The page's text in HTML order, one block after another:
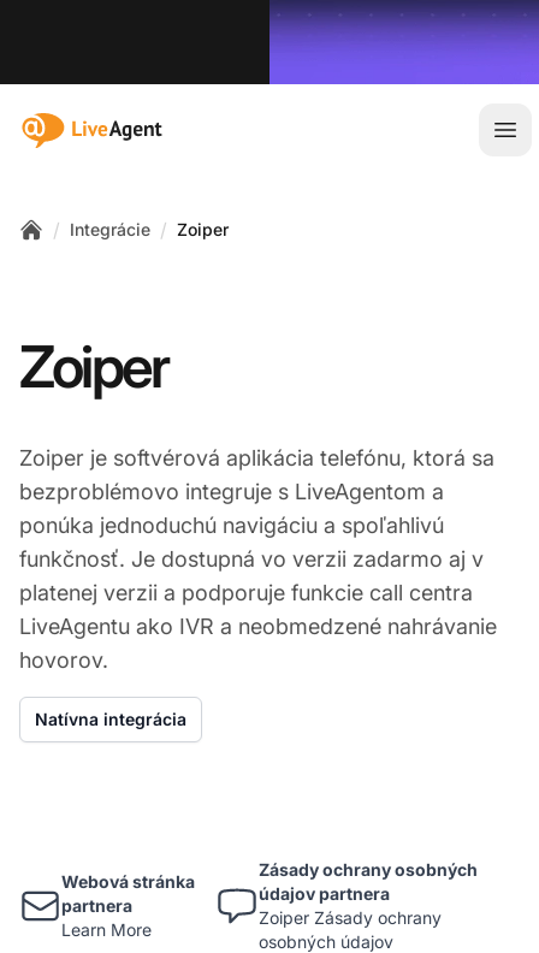
:site.title
/ Integrácie / Zoiper
Zoiper
Zoiper je softvérová aplikácia telefónu, ktorá sa
bezproblémovo integruje s LiveAgentom a
ponúka jednoduchú navigáciu a spoľahlivú
funkčnosť. Je dostupná vo verzii zadarmo aj v
platenej verzii a podporuje funkcie call centra
LiveAgentu ako IVR a neobmedzené nahrávanie
hovorov.
Natívna integrácia
Webová stránka
partnera
Learn More
Zásady ochrany osobných
údajov partnera
Zoiper Zásady ochrany
osobných údajov